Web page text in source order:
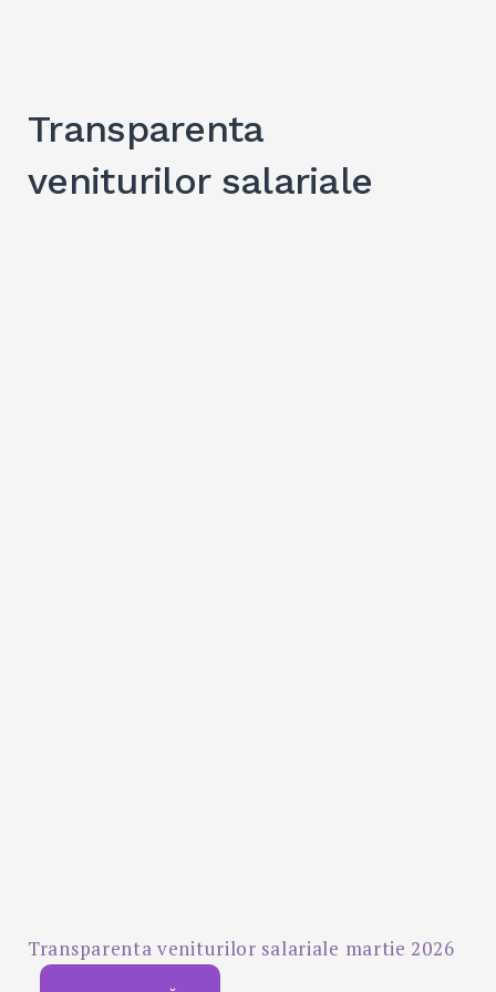
for:
Transparenta
veniturilor salariale
Transparenta veniturilor salariale martie 2026